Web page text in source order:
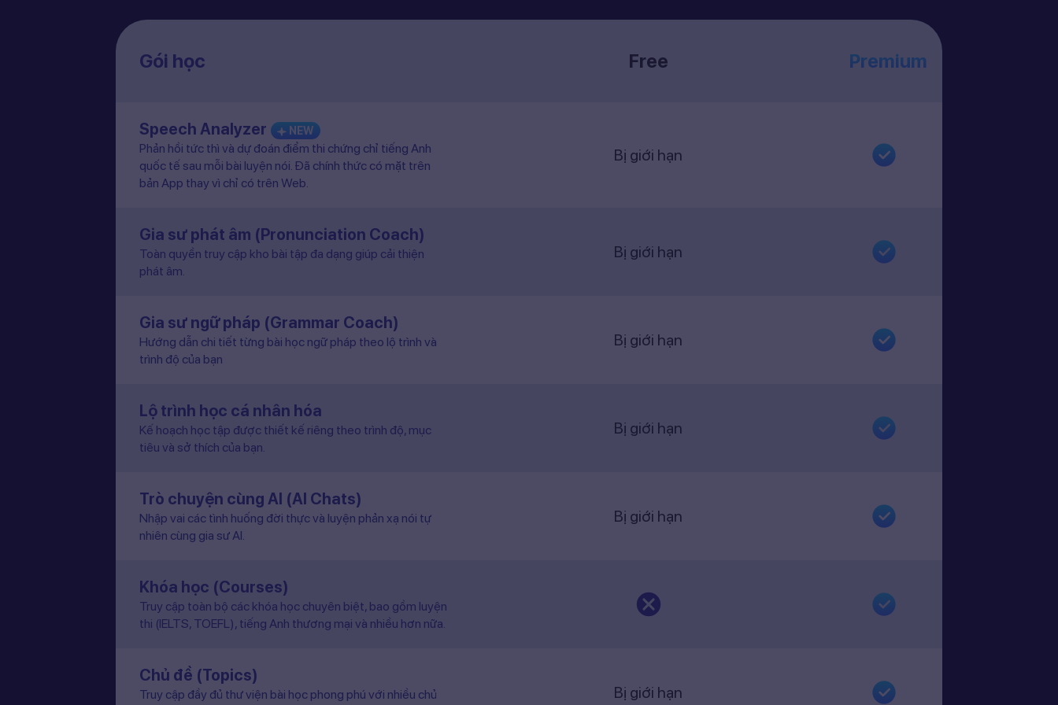
Gói học Free Premium
Speech Analyzer NEW
Phản hồi tức thì và dự đoán điểm thi chứng chỉ tiếng Anh
quốc tế sau mỗi bài luyện nói. Đã chính thức có mặt trên
bản App thay vì chỉ có trên Web.
Bị giới hạn
Gia sư phát âm (Pronunciation Coach)
Toàn quyền truy cập kho bài tập đa dạng giúp cải thiện
phát âm.
Bị giới hạn
Gia sư ngữ pháp (Grammar Coach)
Hướng dẫn chi tiết từng bài học ngữ pháp theo lộ trình và
trình độ của bạn
Bị giới hạn
Lộ trình học cá nhân hóa
Kế hoạch học tập được thiết kế riêng theo trình độ, mục
tiêu và sở thích của bạn.
Bị giới hạn
Trò chuyện cùng AI (AI Chats)
Nhập vai các tình huống đời thực và luyện phản xạ nói tự
nhiên cùng gia sư AI.
Bị giới hạn
Khóa học (Courses)
Truy cập toàn bộ các khóa học chuyên biệt, bao gồm luyện
thi (IELTS, TOEFL), tiếng Anh thương mại và nhiều hơn nữa.
Chủ đề (Topics)
Truy cập đầy đủ thư viện bài học phong phú với nhiều chủ
Bị giới hạn